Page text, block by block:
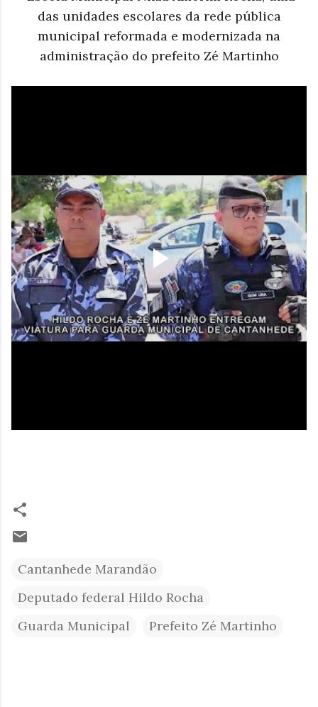
das unidades escolares da rede pública
municipal reformada e modernizada na
administração do prefeito Zé Martinho
Cantanhede Marandão
Deputado federal Hildo Rocha
Guarda Municipal
Prefeito Zé Martinho